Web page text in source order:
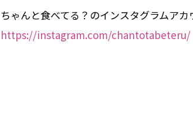
ちゃんと食べてる？のインスタグラムア
https://instagram.com/chantotabeteru/